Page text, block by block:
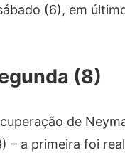
(6), em
(8)
de
a primeira foi